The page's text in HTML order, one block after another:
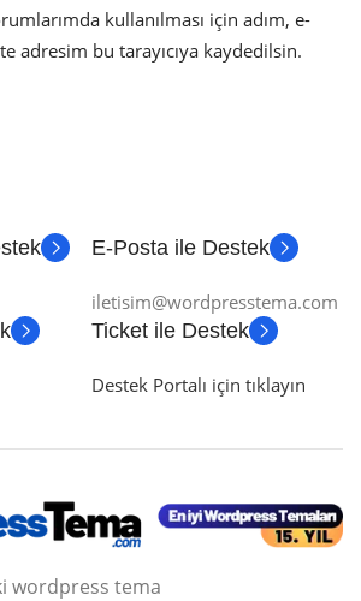
kullanılması için adım, e-
adresim bu tarayıcıya kaydedilsin.
E-Posta ile Destek
iletisim@wordpresstema.com
Ticket ile Destek
Destek Portalı için tıklayın
wordpress tema